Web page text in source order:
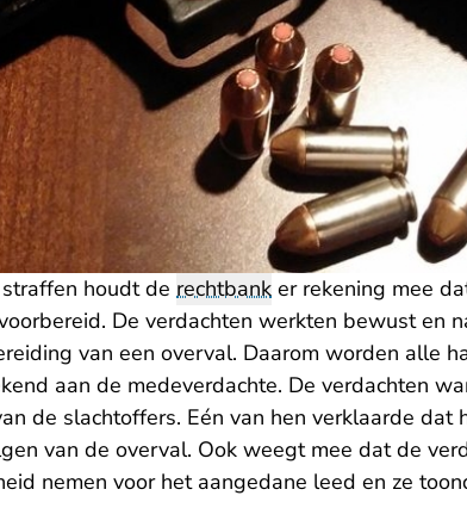
houdt de rechtbank er rekening mee
De verdachten werkten bewust en
van een overval. Daarom worden alle
aan de medeverdachte. De verdachten
de slachtoffers. Eén van hen verklaarde dat
van de overval. Ook weegt mee dat de
nemen voor het aangedane leed en ze